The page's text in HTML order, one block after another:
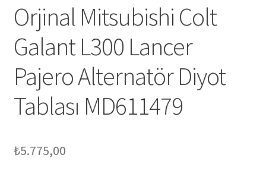
Orjinal Mitsubishi Colt
Galant L300 Lancer
Pajero Alternatör Diyot
Tablası MD611479
₺5.775,00